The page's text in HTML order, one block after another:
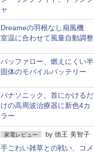
ャ
Dreameの羽根なし扇風機
室温に合わせて風量自動調整
バッファロー、燃えにくい半
固体のモバイルバッテリー
パナソニック、首にかけるだ
けの高周波治療器に新色4カ
ラー
家電レビュー by 徳王 美智子
手ごわい雑草との戦い、コメ